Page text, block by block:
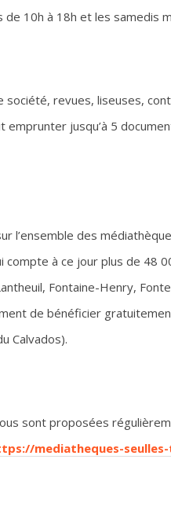
10h à 18h et les samedis
revues, liseuses,
jusqu’à 5
l’ensemble des
à ce jour plus de 48
Fontaine-Henry,
de bénéficier
Calvados).
sont proposées
mediatheques-